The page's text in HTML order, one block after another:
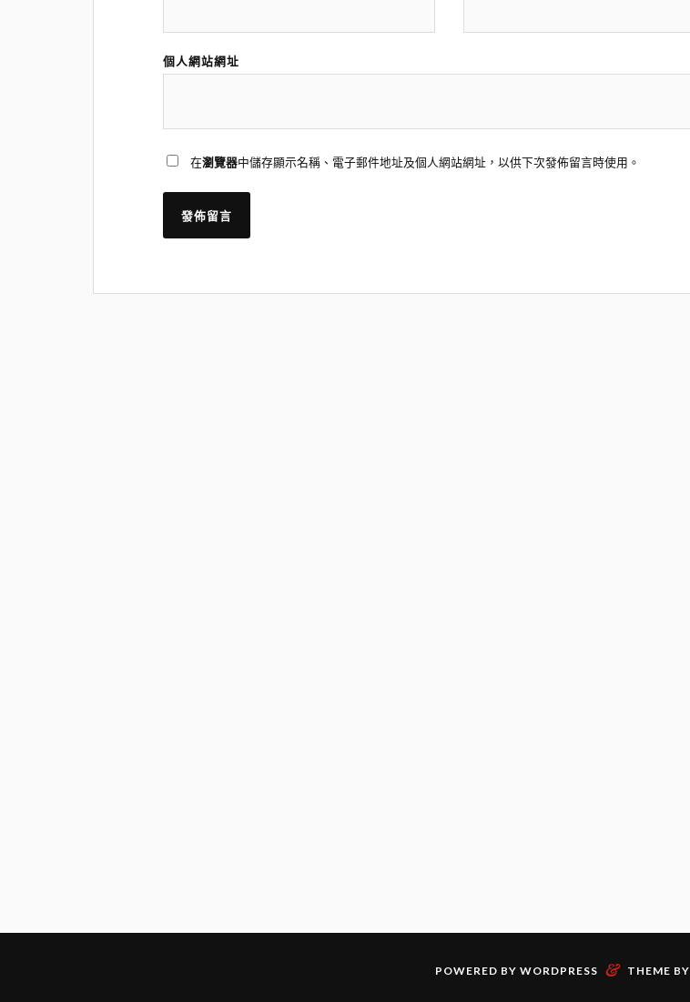
個人網站網址
在瀏覽器中儲存顯示名稱、電子郵件地址及個人網站網址，以供下次發佈留言時使用。
POWERED BY WORDPRESS & THEME BY